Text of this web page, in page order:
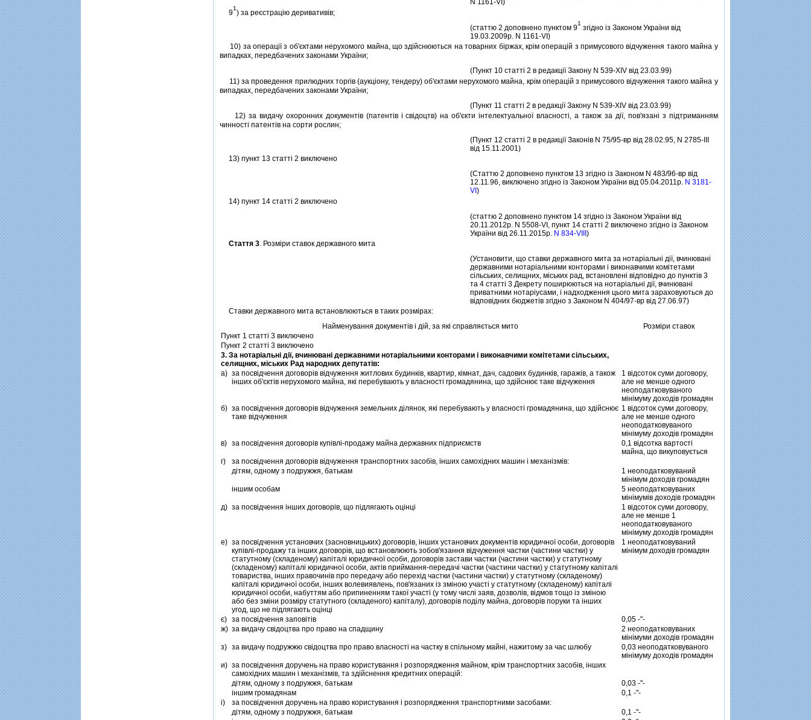
N 1161-VI)
9
1
) за реєстрацiю деривативiв;
(статтю 2 доповнено пунктом 9
1
згiдно iз Законом України вiд
19.03.2009р. N 1161-VI)
10) за операцiї з об'єктами нерухомого майна, що здiйснюються на товарних бiржах, крiм операцiй з примусового вiдчуження такого майна у
випадках, передбачених законами України;
(Пункт 10 статтi 2 в редакцiї Закону N 539-XIV вiд 23.03.99)
11) за проведення прилюдних торгiв (аукцiону, тендеру) об'єктами нерухомого майна, крiм операцiй з примусового вiдчуження такого майна у
випадках, передбачених законами України;
(Пункт 11 статтi 2 в редакцiї Закону N 539-XIV вiд 23.03.99)
12) за видачу охоронних документiв (патентiв i свiдоцтв) на об'єкти iнтелектуальної власностi, а також за дiї, пов'язанi з пiдтриманням
чинностi патентiв на сорти рослин;
(Пункт 12 статтi 2 в редакцiї Законiв N 75/95-вр вiд 28.02.95, N 2785-III
вiд 15.11.2001)
13) пункт 13 статтi 2 виключено
(Статтю 2 доповнено пунктом 13 згiдно iз Законом N 483/96-вр вiд
12.11.96, виключено згiдно iз Законом України вiд 05.04.2011р. N 3181-
VI)
14) пункт 14 статтi 2 виключено
(статтю 2 доповнено пунктом 14 згiдно iз Законом України вiд
20.11.2012р. N 5508-VI, пункт 14 статтi 2 виключено згiдно iз Законом
України вiд 26.11.2015р. N 834-VIII)
Стаття 3. Розмiри ставок державного мита
(Установити, що ставки державного мита за нотарiальнi дiї, вчинюванi
державними нотарiальними конторами i виконавчими комiтетами
сiльських, селищних, мiських рад, встановленi вiдповiдно до пунктiв 3
та 4 статтi 3 Декрету поширюються на нотарiальнi дiї, вчинюванi
приватними нотарiусами, i надходження цього мита зараховуються до
вiдповiдних бюджетiв згiдно з Законом N 404/97-вр вiд 27.06.97)
Ставки державного мита встановлюються в таких розмiрах:
Найменування документiв i дiй, за якi справляється мито
Розмiри ставок
Пункт 1 статтi 3 виключено
Пункт 2 статтi 3 виключено
3. За нотарiальнi дiї, вчинюванi державними нотарiальними конторами i виконавчими комiтетами сiльських,
селищних, мiських Рад народних депутатiв:
а) за посвiдчення договорiв вiдчуження житлових будинкiв, квартир, кiмнат, дач, садових будинкiв, гаражiв, а також
iнших об'єктiв нерухомого майна, якi перебувають у власностi громадянина, що здiйснює таке вiдчуження
1 вiдсоток суми договору,
але не менше одного
неоподатковуваного
мiнiмуму доходiв громадян
б) за посвiдчення договорiв вiдчуження земельних дiлянок, якi перебувають у власностi громадянина, що здiйснює
таке вiдчуження
1 вiдсоток суми договору,
але не менше одного
неоподатковуваного
мiнiмуму доходiв громадян
в)
за посвiдчення договорiв купiвлi-продажу майна державних пiдприємств
0,1 вiдсотка вартостi
майна, що викуповується
г)
за посвiдчення договорiв вiдчуження транспортних засобiв, iнших самохiдних машин i механiзмiв:
дiтям, одному з подружжя, батькам
1 неоподатковуваний
мiнiмум доходiв громадян
iншим особам
5 неоподатковуваних
мiнiмумiв доходiв громадян
д) за посвiдчення iнших договорiв, що пiдлягають оцiнцi
1 вiдсоток суми договору,
але не менше 1
неоподатковуваного
мiнiмуму доходiв громадян
е) за посвiдчення установчих (засновницьких) договорiв, iнших установчих документiв юридичної особи, договорiв
купiвлi-продажу та iнших договорiв, що встановлюють зобов'язання вiдчуження частки (частини частки) у
статутному (складеному) капiталi юридичної особи, договорiв застави частки (частини частки) у статутному
(складеному) капiталi юридичної особи, актiв приймання-передачi частки (частини частки) у статутному капiталi
товариства, iнших правочинiв про передачу або перехiд частки (частини частки) у статутному (складеному)
капiталi юридичної особи, iнших волевиявлень, пов'язаних iз змiною участi у статутному (складеному) капiталi
юридичної особи, набуттям або припиненням такої участi (у тому числi заяв, дозволiв, вiдмов тощо iз змiною
або без змiни розмiру статутного (складеного) капiталу), договорiв подiлу майна, договорiв поруки та iнших
угод, що не пiдлягають оцiнцi
1 неоподатковуваний
мiнiмум доходiв громадян
є) за посвiдчення заповiтiв
0,05 -"-
ж) за видачу свiдоцтва про право на спадщину
2 неоподатковуваних
мiнiмуми доходiв громадян
з)
за видачу подружжю свiдоцтва про право власностi на частку в спiльному майнi, нажитому за час шлюбу
0,03 неоподатковуваного
мiнiмуму доходiв громадян
и) за посвiдчення доручень на право користування i розпорядження майном, крiм транспортних засобiв, iнших
самохiдних машин i механiзмiв, та здiйснення кредитних операцiй:
дiтям, одному з подружжя, батькам
0,03 -"-
iншим громадянам
0,1 -"-
i)
за посвiдчення доручень на право користування i розпорядження транспортними засобами:
дiтям, одному з подружжя, батькам
0,1 -"-